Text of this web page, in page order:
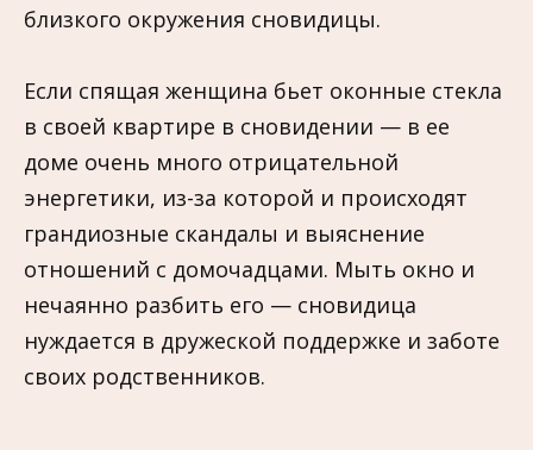
близкого окружения сновидицы.
Если спящая женщина бьет оконные стекла
в своей квартире в сновидении — в ее
доме очень много отрицательной
энергетики, из-за которой и происходят
грандиозные скандалы и выяснение
отношений с домочадцами. Мыть окно и
нечаянно разбить его — сновидица
нуждается в дружеской поддержке и заботе
своих родственников.